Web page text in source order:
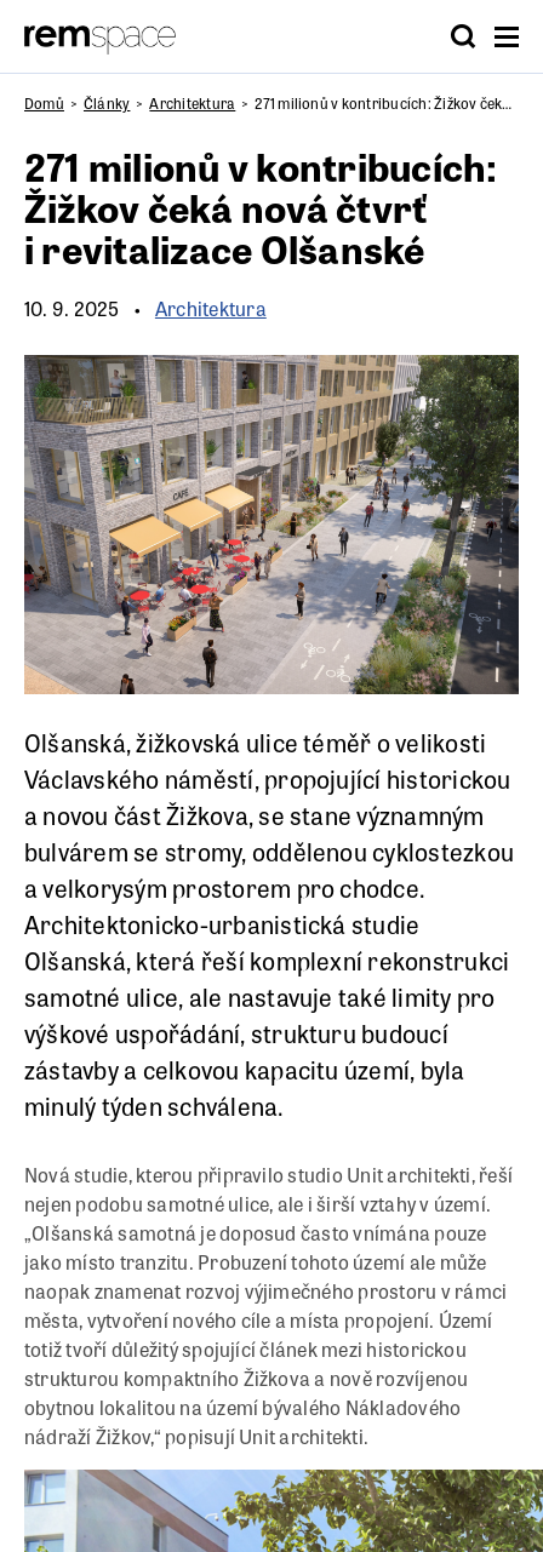
Domů Články Architektura 271 milionů v kontribucích: Žižkov čeká nová čtvrť i revitalizace Olšanské
271 milionů v kontribucích:
Žižkov čeká nová čtvrť
i revitalizace Olšanské
10. 9. 2025 Architektura
Olšanská, žižkovská ulice téměř o velikosti
Václavského náměstí, propojující historickou
a novou část Žižkova, se stane významným
bulvárem se stromy, oddělenou cyklostezkou
a velkorysým prostorem pro chodce.
Architektonicko-urbanistická studie
Olšanská, která řeší komplexní rekonstrukci
samotné ulice, ale nastavuje také limity pro
výškové uspořádání, strukturu budoucí
zástavby a celkovou kapacitu území, byla
minulý týden schválena.
Nová studie, kterou připravilo studio Unit architekti, řeší
nejen podobu samotné ulice, ale i širší vztahy v území.
„Olšanská samotná je doposud často vnímána pouze
jako místo tranzitu. Probuzení tohoto území ale může
naopak znamenat rozvoj výjimečného prostoru v rámci
města, vytvoření nového cíle a místa propojení. Území
totiž tvoří důležitý spojující článek mezi historickou
strukturou kompaktního Žižkova a nově rozvíjenou
obytnou lokalitou na území bývalého Nákladového
nádraží Žižkov,“ popisují Unit architekti.